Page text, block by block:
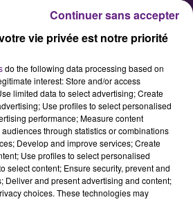
DFCO à la
leurs fans
vie privée est notre priorité
do the following data processing based on
interest: Store and/or access
limited data to select advertising; Create
Use profiles to select personalised
performance; Measure content
through statistics or combinations
Develop and improve services; Create
Use profiles to select personalised
select content; Ensure security, prevent and
Deliver and present advertising and content;
choices. These technologies may
Continuer sans accepter